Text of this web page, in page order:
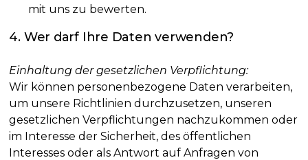
mit uns zu bewerten.
4. Wer darf Ihre Daten verwenden?
Einhaltung der gesetzlichen Verpflichtung:
Wir können personenbezogene Daten verarbeiten,
um unsere Richtlinien durchzusetzen, unseren
gesetzlichen Verpflichtungen nachzukommen oder
im Interesse der Sicherheit, des öffentlichen
Interesses oder als Antwort auf Anfragen von